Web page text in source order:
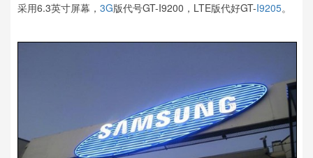
采用6.3英寸屏幕， 3G版代号GT-I9200，LTE版代好GT-I9205。